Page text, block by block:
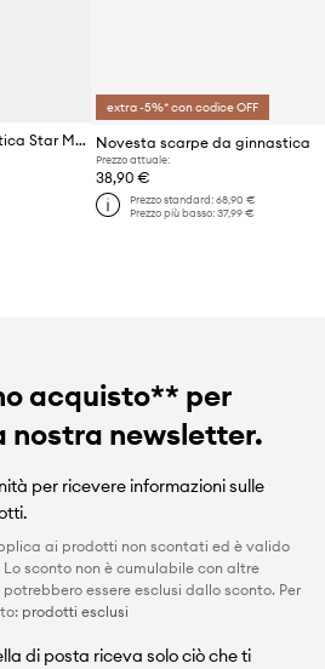
Novesta scarpe da ginnastica Star Master Hemp
extra -5%* con codice OFF
Novesta scarpe da ginnastica
Prezzo attuale:
38,90 €
Prezzo standard: 68,90 €
Prezzo più basso: 37,99 €
acquisto** per
nostra newsletter.
per ricevere informazioni sulle
ai prodotti non scontati ed è valido
sconto non è cumulabile con altre
essere esclusi dallo sconto. Per
prodotti esclusi
di posta riceva solo ciò che ti